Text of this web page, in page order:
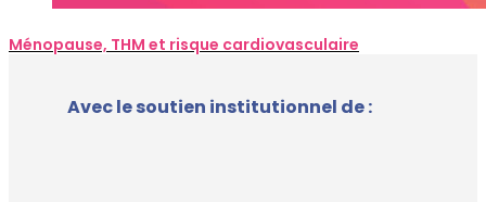
Ménopause, THM et risque cardiovasculaire
Avec le soutien institutionnel de :